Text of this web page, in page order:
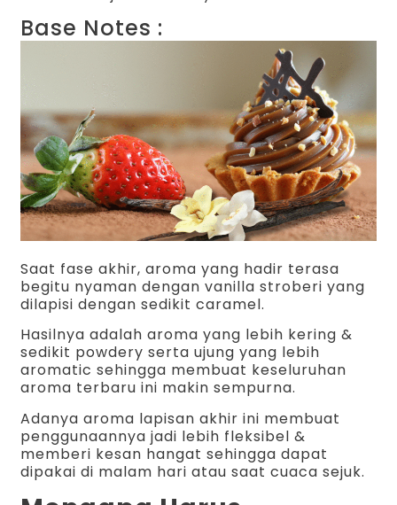
Base Notes :
Saat fase akhir, aroma yang hadir terasa
begitu nyaman dengan vanilla stroberi yang
dilapisi dengan sedikit caramel.
Hasilnya adalah aroma yang lebih kering &
sedikit powdery serta ujung yang lebih
aromatic sehingga membuat keseluruhan
aroma terbaru ini makin sempurna.
Adanya aroma lapisan akhir ini membuat
penggunaannya jadi lebih fleksibel &
memberi kesan hangat sehingga dapat
dipakai di malam hari atau saat cuaca sejuk.